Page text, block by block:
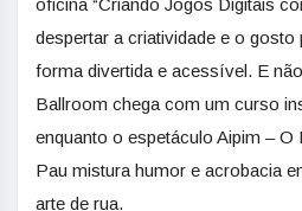
oficina “Criando Jogos Digitais
despertar a criatividade e o gosto
forma divertida e acessível. E
Ballroom chega com um curso
enquanto o espetáculo Aipim –
Pau mistura humor e acrobacia
arte de rua.